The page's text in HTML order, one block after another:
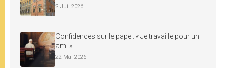
2 Juil 2026
Confidences sur le pape : « Je travaille pour un
ami »
22 Mai 2026